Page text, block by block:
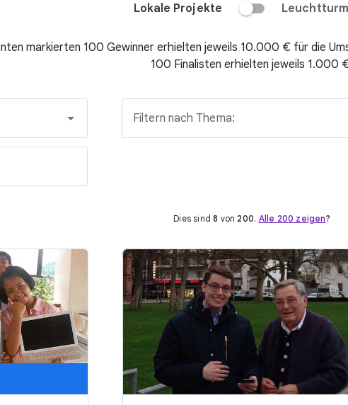
Lokale Projekte
markierten 100 Gewinner erhielten jeweils 10.000 € für die
100 Finalisten erhielten jeweils 1.000
Filtern nach Thema:
Dies sind8 von 200. Alle 200 zeigen?